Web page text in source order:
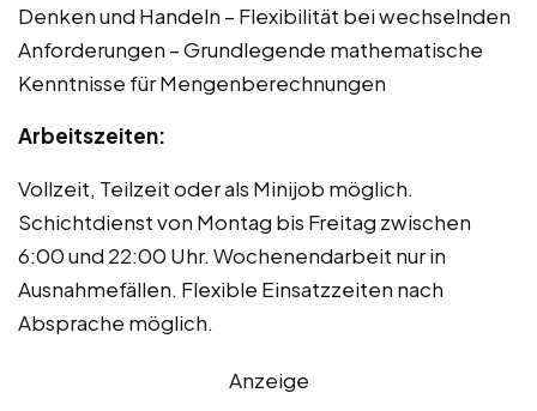
Denken und Handeln – Flexibilität bei wechselnden
Anforderungen – Grundlegende mathematische
Kenntnisse für Mengenberechnungen
Arbeitszeiten:
Vollzeit, Teilzeit oder als Minijob möglich.
Schichtdienst von Montag bis Freitag zwischen
6:00 und 22:00 Uhr. Wochenendarbeit nur in
Ausnahmefällen. Flexible Einsatzzeiten nach
Absprache möglich.
Anzeige